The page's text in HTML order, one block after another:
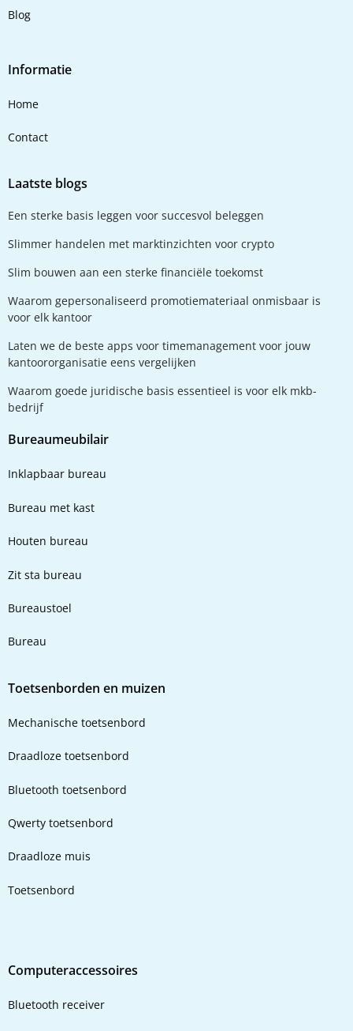
Blog
Informatie
Home
Contact
Laatste blogs
Een sterke basis leggen voor succesvol beleggen
Slimmer handelen met marktinzichten voor crypto
Slim bouwen aan een sterke financiële toekomst
Waarom gepersonaliseerd promotiemateriaal onmisbaar is
voor elk kantoor
Laten we de beste apps voor timemanagement voor jouw
kantoororganisatie eens vergelijken
Waarom goede juridische basis essentieel is voor elk mkb-
bedrijf
Bureaumeubilair
Inklapbaar bureau
Bureau met kast
Houten bureau
Zit sta bureau
Bureaustoel
Bureau
Toetsenborden en muizen
Mechanische toetsenbord
Draadloze toetsenbord
Bluetooth toetsenbord
Qwerty toetsenbord
Draadloze muis
Toetsenbord
Computeraccessoires
Bluetooth receiver